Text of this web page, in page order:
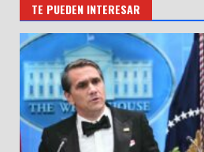
TE PUEDEN INTERESAR